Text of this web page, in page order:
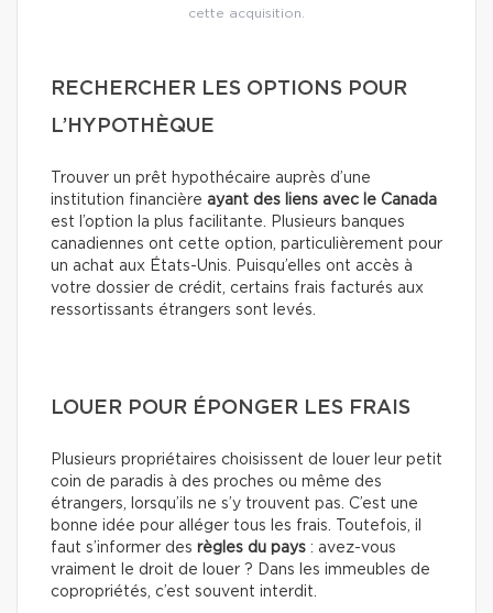
cette acquisition.
RECHERCHER LES OPTIONS POUR
L’HYPOTHÈQUE
Trouver un prêt hypothécaire auprès d’une
institution financière ayant des liens avec le Canada
est l’option la plus facilitante. Plusieurs banques
canadiennes ont cette option, particulièrement pour
un achat aux États-Unis. Puisqu’elles ont accès à
votre dossier de crédit, certains frais facturés aux
ressortissants étrangers sont levés.
LOUER POUR ÉPONGER LES FRAIS
Plusieurs propriétaires choisissent de louer leur petit
coin de paradis à des proches ou même des
étrangers, lorsqu’ils ne s’y trouvent pas. C’est une
bonne idée pour alléger tous les frais. Toutefois, il
faut s’informer des règles du pays : avez-vous
vraiment le droit de louer ? Dans les immeubles de
copropriétés, c’est souvent interdit.